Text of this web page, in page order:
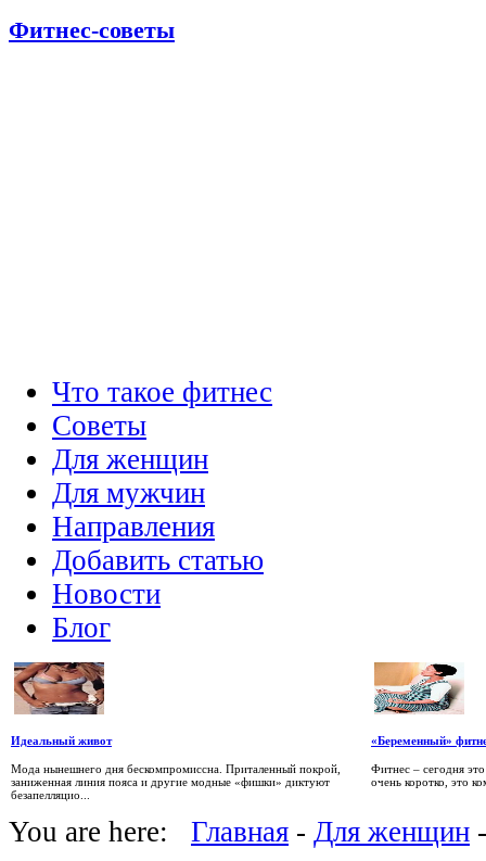
Фитнес-советы
Что такое фитнес
Советы
Для женщин
Для мужчин
Направления
Добавить статью
Новости
Блог
Идеальный живот
Мода нынешнего дня бескомпромиссна. Приталенный покрой,
заниженная линия пояса и другие модные «фишки» диктуют
безапелляцио...
«Беременный»
Фитнес – сегодня
очень коротко, это
You are here: Главная - Для женщин